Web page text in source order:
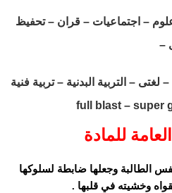
– اجتماعيات – قران – تحفيظ
–
– التربية البدنية – تربية فنية
للمادة
الطالبة وجعلها ضابطة لسلوكها
وخشيته في قلبها .